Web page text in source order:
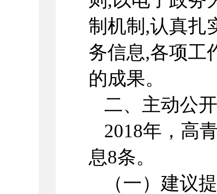
制机制,认真扎
务信息,各项工
的成果。
二、主动公
2018年，高
息8条。
（一）建议